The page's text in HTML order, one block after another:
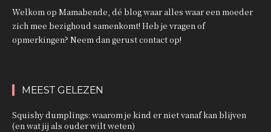
Welkom op Mamabende, dé blog waar alles waar een moeder
zich mee bezighoud samenkomt! Heb je vragen of
opmerkingen? Neem dan gerust contact op!
MEEST GELEZEN
Squishy dumplings: waarom je kind er niet vanaf kan blijven
(en wat jij als ouder wilt weten)